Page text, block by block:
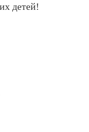
детей!